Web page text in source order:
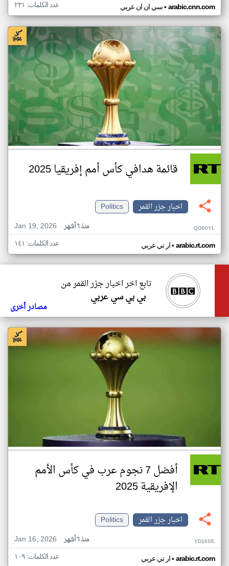
سي ان ان عربي• arabic.cnn.com عدد الكلمات: ٢٣١
قائمة هدافي كأس أمم إفريقيا 2025
اخبار جزر القمر
Politics
Jan 19, 2026
منذ ٦ أشهر QG60YL
ار تي عربي• arabic.rt.com عدد الكلمات: ١٤١
تابع اخر اخبار جزر القمر من
بي بي سي عربي
مصادر أخرى
أفضل 7 نجوم عرب في كأس الأمم
الإفريقية 2025
اخبار جزر القمر
Politics
Jan 16, 2026
منذ ٦ أشهر YD16SE
ار تي عربي• arabic.rt.com عدد الكلمات: ١٠٩